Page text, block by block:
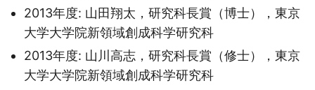
2013年度: 山田翔太，研究科長賞（博士），東京
大学大学院新領域創成科学研究科
2013年度: 山川高志，研究科長賞（修士），東京
大学大学院新領域創成科学研究科